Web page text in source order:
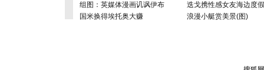
组图：英媒体漫画讥讽伊布
国米换得埃托奥大赚
迭戈携性感女友海边度
浪漫小艇赏美景(图)